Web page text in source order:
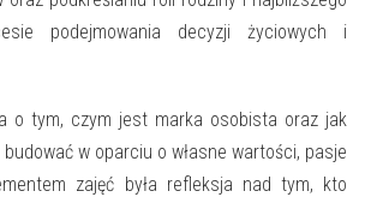
podejmowania decyzji życiowych i
o tym, czym jest marka osobista oraz jak
w oparciu o własne wartości, pasje
zajęć była refleksja nad tym, kto